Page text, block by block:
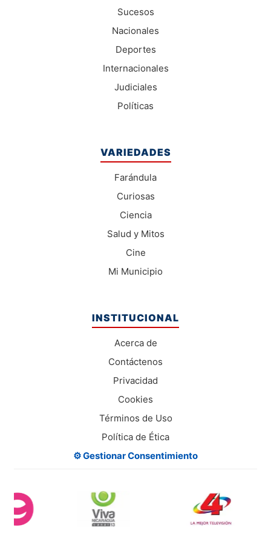
Sucesos
Nacionales
Deportes
Internacionales
Judiciales
Políticas
VARIEDADES
Farándula
Curiosas
Ciencia
Salud y Mitos
Cine
Mi Municipio
INSTITUCIONAL
Acerca de
Contáctenos
Privacidad
Cookies
Términos de Uso
Política de Ética
⚙️ Gestionar Consentimiento